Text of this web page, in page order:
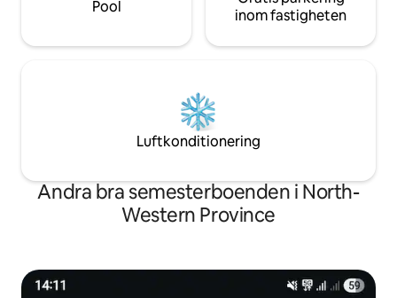
Pool
inom fastigheten
Luftkonditionering
Andra bra semesterboenden i North-
Western Province